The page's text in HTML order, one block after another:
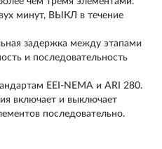
минут, ВЫКЛ в течение
задержка между этапами
и последовательность
EEI-NEMA и ARI 280.
включает и выключает
последовательно.